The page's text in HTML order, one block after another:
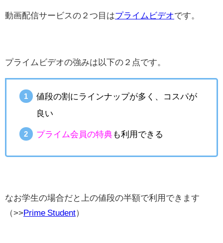
動画配信サービスの２つ目はプライムビデオです。
プライムビデオの強みは以下の２点です。
値段の割にラインナップが多く、コスパが
良い
プライム会員の特典も利用できる
なお学生の場合だと上の値段の半額で利用できます
（>>Prime Student）